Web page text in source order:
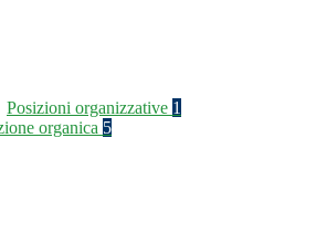
Posizioni organizzative 1
organica 5